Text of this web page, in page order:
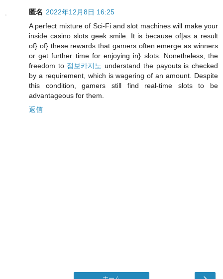
匿名 2022年12月8日 16:25
A perfect mixture of Sci-Fi and slot machines will make your
inside casino slots geek smile. It is because of|as a result
of} of} these rewards that gamers often emerge as winners
or get further time for enjoying in} slots. Nonetheless, the
freedom to 점보카지노 understand the payouts is checked
by a requirement, which is wagering of an amount. Despite
this condition, gamers still find real-time slots to be
advantageous for them.
返信